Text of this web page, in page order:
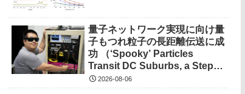
量子ネットワーク実現に向け量
子もつれ粒子の長距離伝送に成
功 （‘Spooky’ Particles
Transit DC Suburbs, a Step
Toward a Quantum
2026-08-06